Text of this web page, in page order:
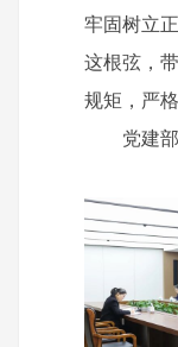
牢固树立
这根弦，
规矩，严
党建部